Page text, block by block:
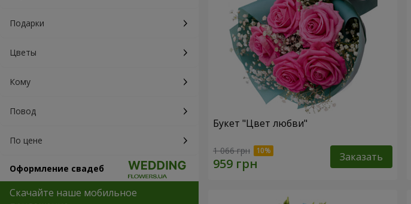
Подарки
Цветы
Кому
Повод
По цене
Оформление свадеб
Скачайте наше мобильное
Букет "Цвет любви"
1 066 грн Заказать